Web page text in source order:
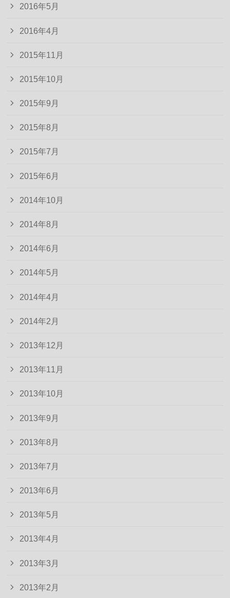
2016年5月
2016年4月
2015年11月
2015年10月
2015年9月
2015年8月
2015年7月
2015年6月
2014年10月
2014年8月
2014年6月
2014年5月
2014年4月
2014年2月
2013年12月
2013年11月
2013年10月
2013年9月
2013年8月
2013年7月
2013年6月
2013年5月
2013年4月
2013年3月
2013年2月